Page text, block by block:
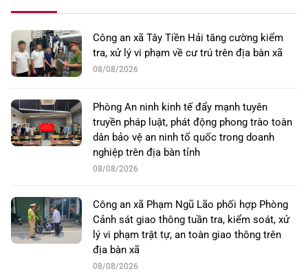
Công an xã Tây Tiền Hải tăng cường kiểm
tra, xử lý vi phạm về cư trú trên địa bàn xã
08/08/2026
Phòng An ninh kinh tế đẩy mạnh tuyên
truyền pháp luật, phát động phong trào toàn
dân bảo vệ an ninh tổ quốc trong doanh
nghiệp trên địa bàn tỉnh
08/08/2026
Công an xã Phạm Ngũ Lão phối hợp Phòng
Cảnh sát giao thông tuần tra, kiểm soát, xử
lý vi phạm trật tự, an toàn giao thông trên
địa bàn xã
08/08/2026